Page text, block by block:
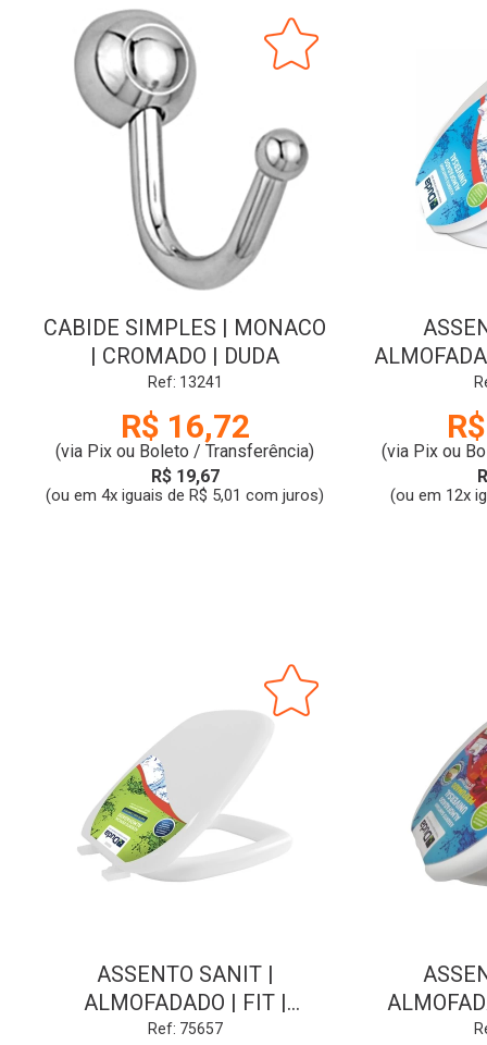
CABIDE SIMPLES | MONACO
| CROMADO | DUDA
Ref: 13241
R$ 16,72
(via Pix ou Boleto / Transferência)
R$ 19,67
(ou em 4x iguais de R$ 5,01 com juros)
|
(via Pix ou
(ou em 12x
ASSENTO SANIT |
ALMOFADADO | FIT |
BRANCO | DUDA
Ref: 75657